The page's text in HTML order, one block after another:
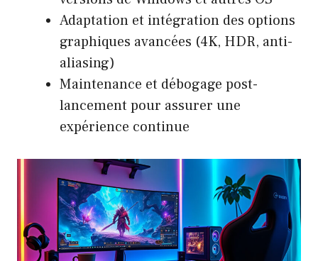
Adaptation et intégration des options
graphiques avancées (4K, HDR, anti-
aliasing)
Maintenance et débogage post-
lancement pour assurer une
expérience continue